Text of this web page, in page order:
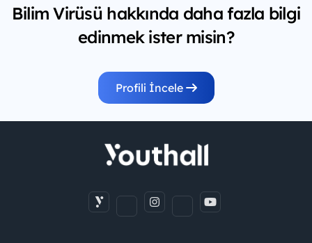
Bilim Virüsü hakkında daha fazla bilgi
edinmek ister misin?
Profili İncele